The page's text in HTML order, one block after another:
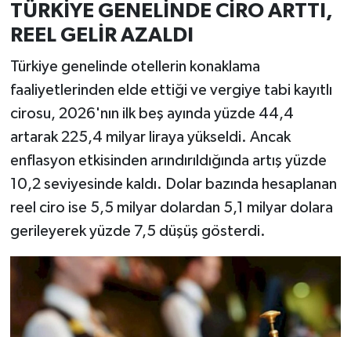
TÜRKİYE GENELİNDE CİRO ARTTI,
REEL GELİR AZALDI
Türkiye genelinde otellerin konaklama
faaliyetlerinden elde ettiği ve vergiye tabi kayıtlı
cirosu, 2026'nın ilk beş ayında yüzde 44,4
artarak 225,4 milyar liraya yükseldi. Ancak
enflasyon etkisinden arındırıldığında artış yüzde
10,2 seviyesinde kaldı. Dolar bazında hesaplanan
reel ciro ise 5,5 milyar dolardan 5,1 milyar dolara
gerileyerek yüzde 7,5 düşüş gösterdi.